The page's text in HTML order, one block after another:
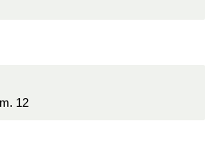
12